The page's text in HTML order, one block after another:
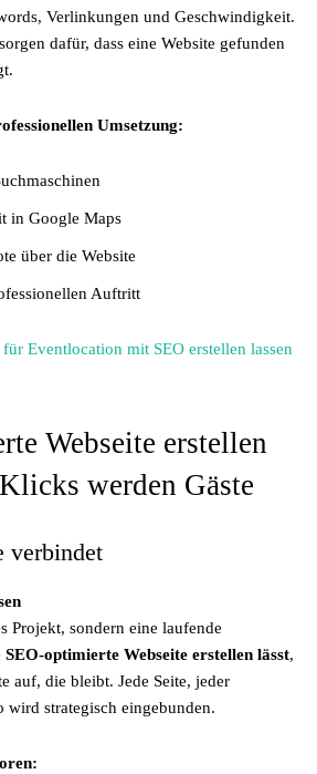
Verlinkungen und Geschwindigkeit.
dafür, dass eine Website gefunden
Umsetzung:
in Google Maps
über die Website
Auftritt
Eventlocation mit SEO erstellen lassen
Webseite erstellen
werden Gäste
verbindet
Projekt, sondern eine laufende
SEO-optimierte Webseite erstellen lässt,
auf, die bleibt. Jede Seite, jeder
wird strategisch eingebunden.